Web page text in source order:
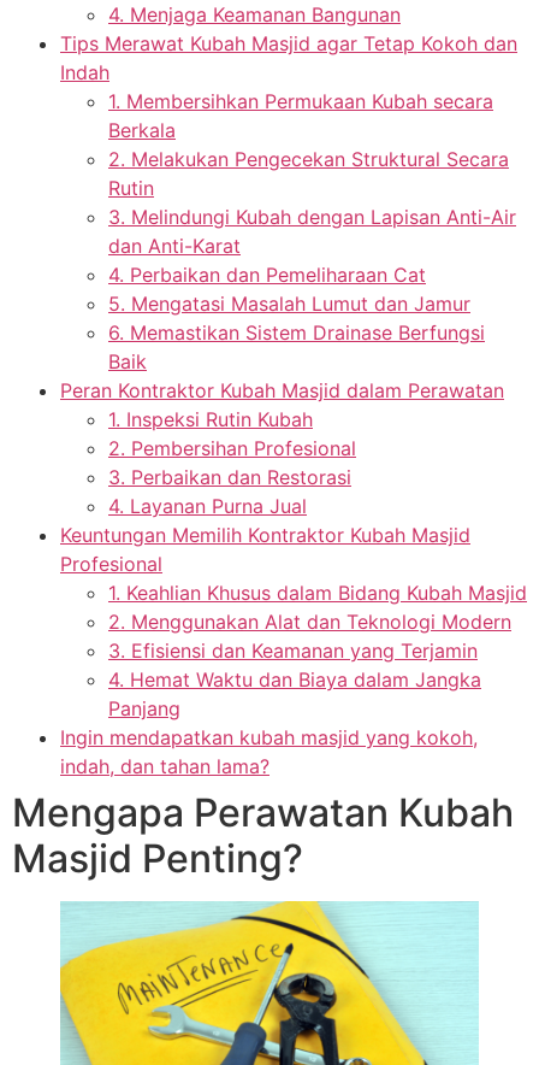
4. Menjaga Keamanan Bangunan
Tips Merawat Kubah Masjid agar Tetap Kokoh dan
Indah
1. Membersihkan Permukaan Kubah secara
Berkala
2. Melakukan Pengecekan Struktural Secara
Rutin
3. Melindungi Kubah dengan Lapisan Anti-Air
dan Anti-Karat
4. Perbaikan dan Pemeliharaan Cat
5. Mengatasi Masalah Lumut dan Jamur
6. Memastikan Sistem Drainase Berfungsi
Baik
Peran Kontraktor Kubah Masjid dalam Perawatan
1. Inspeksi Rutin Kubah
2. Pembersihan Profesional
3. Perbaikan dan Restorasi
4. Layanan Purna Jual
Keuntungan Memilih Kontraktor Kubah Masjid
Profesional
1. Keahlian Khusus dalam Bidang Kubah Masjid
2. Menggunakan Alat dan Teknologi Modern
3. Efisiensi dan Keamanan yang Terjamin
4. Hemat Waktu dan Biaya dalam Jangka
Panjang
Ingin mendapatkan kubah masjid yang kokoh,
indah, dan tahan lama?
Mengapa Perawatan Kubah
Masjid Penting?